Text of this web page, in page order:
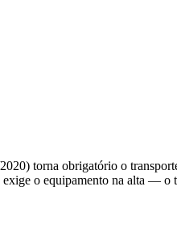
torna obrigatório o
o equipamento na alta — o